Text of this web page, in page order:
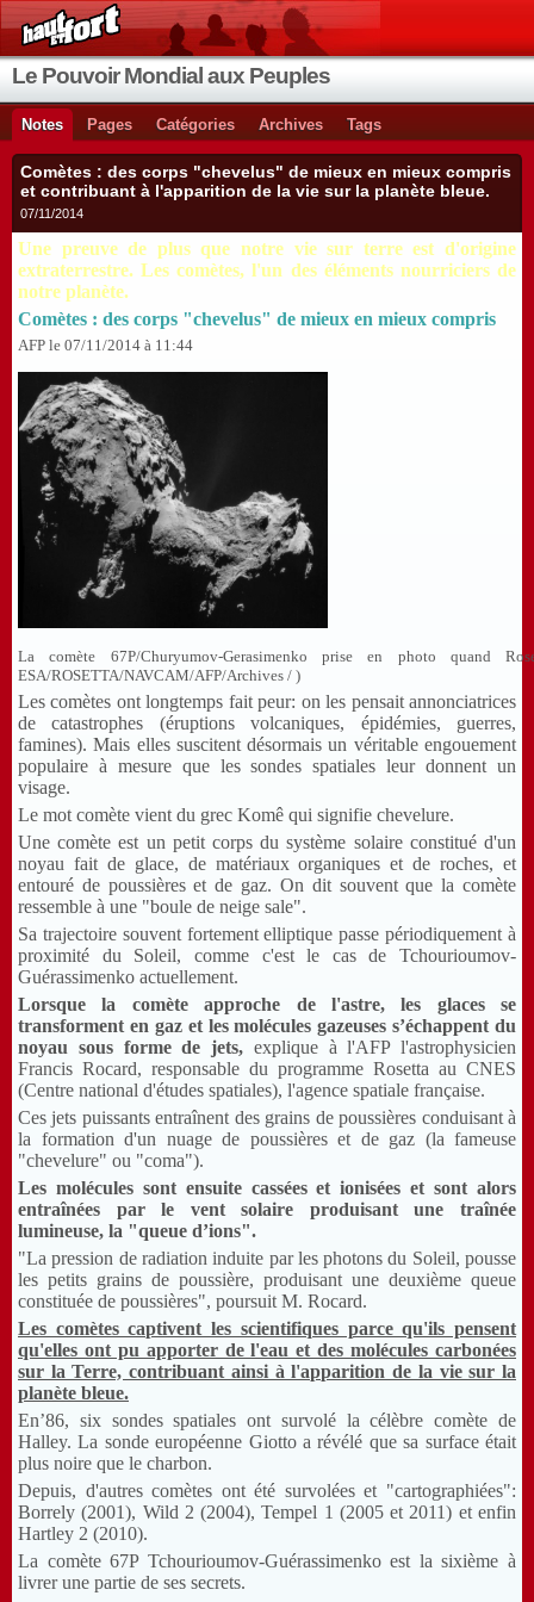
Le Pouvoir Mondial aux Peuples
Notes Pages Catégories Archives Tags
Comètes : des corps "chevelus" de mieux en mieux compris
et contribuant à l'apparition de la vie sur la planète bleue.
07/11/2014
Une preuve de plus que notre vie sur terre est d'origine
extraterrestre. Les comètes, l'un des éléments nourriciers de
notre planète.
Comètes : des corps "chevelus" de mieux en mieux compris
AFP le 07/11/2014 à 11:44
La comète 67P/Churyumov-Gerasimenko prise en photo quand
ESA/ROSETTA/NAVCAM/AFP/Archives / )
Les comètes ont longtemps fait peur: on les pensait annonciatrices
de catastrophes (éruptions volcaniques, épidémies, guerres,
famines). Mais elles suscitent désormais un véritable engouement
populaire à mesure que les sondes spatiales leur donnent un
visage.
Le mot comète vient du grec Komê qui signifie chevelure.
Une comète est un petit corps du système solaire constitué d'un
noyau fait de glace, de matériaux organiques et de roches, et
entouré de poussières et de gaz. On dit souvent que la comète
ressemble à une "boule de neige sale".
Sa trajectoire souvent fortement elliptique passe périodiquement à
proximité du Soleil, comme c'est le cas de Tchourioumov-
Guérassimenko actuellement.
Lorsque la comète approche de l'astre, les glaces se
transforment en gaz et les molécules gazeuses s’échappent du
noyau sous forme de jets, explique à l'AFP l'astrophysicien
Francis Rocard, responsable du programme Rosetta au CNES
(Centre national d'études spatiales), l'agence spatiale française.
Ces jets puissants entraînent des grains de poussières conduisant à
la formation d'un nuage de poussières et de gaz (la fameuse
"chevelure" ou "coma").
Les molécules sont ensuite cassées et ionisées et sont alors
entraînées par le vent solaire produisant une traînée
lumineuse, la "queue d’ions".
"La pression de radiation induite par les photons du Soleil, pousse
les petits grains de poussière, produisant une deuxième queue
constituée de poussières", poursuit M. Rocard.
Les comètes captivent les scientifiques parce qu'ils pensent
qu'elles ont pu apporter de l'eau et des molécules carbonées
sur la Terre, contribuant ainsi à l'apparition de la vie sur la
planète bleue.
En’86, six sondes spatiales ont survolé la célèbre comète de
Halley. La sonde européenne Giotto a révélé que sa surface était
plus noire que le charbon.
Depuis, d'autres comètes ont été survolées et "cartographiées":
Borrely (2001), Wild 2 (2004), Tempel 1 (2005 et 2011) et enfin
Hartley 2 (2010).
La comète 67P Tchourioumov-Guérassimenko est la sixième à
livrer une partie de ses secrets.